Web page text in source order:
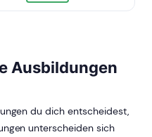
Ausbildungen
du dich entscheidest,
unterscheiden sich